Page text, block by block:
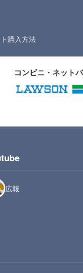
購入方法
コンビニ・ネット
広報